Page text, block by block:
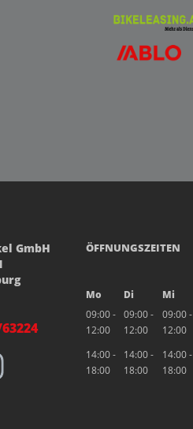
GmbH
ÖFFNUNGSZEITEN
Mo Di Mi
09:00 -
12:00
09:00 -
12:00
09:00 -
12:00
14:00 -
18:00
14:00 -
18:00
14:00 -
18:00